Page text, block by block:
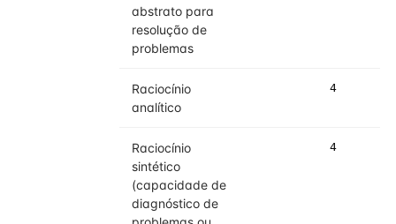
abstrato para
resolução de
problemas
Raciocínio
analítico
4
Raciocínio
sintético
(capacidade de
diagnóstico de
4